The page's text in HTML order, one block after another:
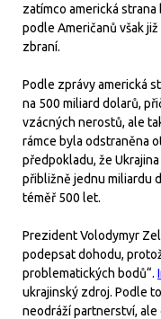
zatímco americká
podle Američanů však
zbraní.
Podle zprávy americká
na 500 miliard dolarů,
vzácných nerostů, ale
rámce byla odstraněna
předpokladu, že
přibližně jednu miliardu
téměř 500 let.
Prezident Volodymyr
podepsat dohodu,
problematických bodů“.
ukrajinský zdroj. Podle
neodráží partnerství,